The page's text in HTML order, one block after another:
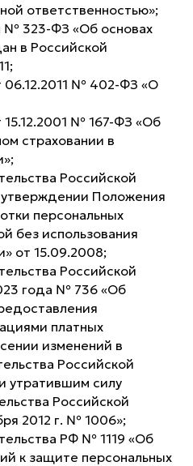
ответственностью»;
№ 323-ФЗ «Об основах
в Российской
06.12.2011 № 402-ФЗ «О
15.12.2001 № 167-ФЗ «Об
страховании в
Российской
Положения
персональных
без использования
от 15.09.2008;
Российской
года № 736 «Об
платных
изменений в
Российской
утратившим силу
Российской
2012 г. № 1006»;
РФ № 1119 «Об
к защите персональных